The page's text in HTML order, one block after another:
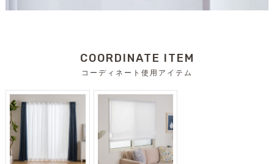
COORDINATE ITEM
コーディネート使用アイテム